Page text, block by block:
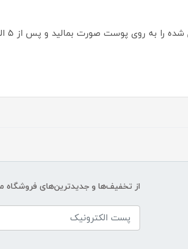
از تخفیف‌ها و جدیدترین‌های فروشگاه